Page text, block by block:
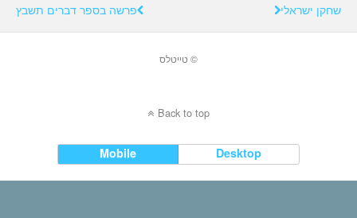
פרשה בספר דברים תשבץ שחקן ישראלי
© טייטלס
Back to top
Mobile Desktop